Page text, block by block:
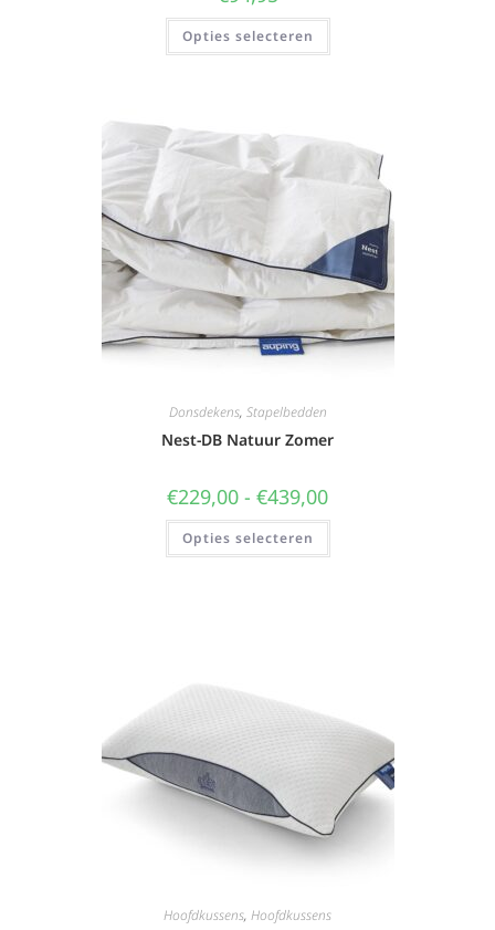
Opties selecteren
Donsdekens, Stapelbedden
Nest-DB Natuur Zomer
€229,00 - €439,00
Opties selecteren
Hoofdkussens, Hoofdkussens